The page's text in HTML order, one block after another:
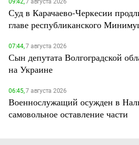
Суд в Карачаево-Черкесии
главе республиканского
07:44,7 августа 2026
Сын депутата Волгоградской
на Украине
06:45,7 августа 2026
Военнослужащий осужден в
самовольное оставление части